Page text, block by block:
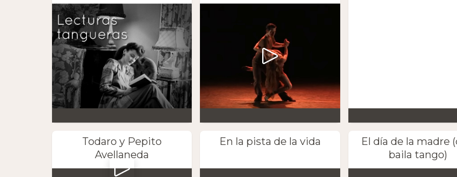
Todaro y Pepito
Avellaneda
En la pista de la vida
El día de la madre
baila tango)